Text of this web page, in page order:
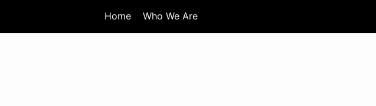
Home Who We Are